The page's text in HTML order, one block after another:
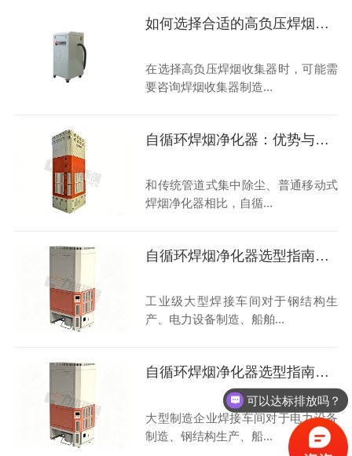
如何选择合适的高负压焊烟收集器？
在选择高负压焊烟收集器时，可能需
要咨询焊烟收集器制造...
自循环焊烟净化器：优势与行业挑战
和传统管道式集中除尘、普通移动式
焊烟净化器相比，自循...
自循环焊烟净化器选型指南大揭秘
工业级大型焊接车间对于钢结构生
产、电力设备制造、船舶...
自循环焊烟净化器选型指南：高性价比
大型制造企业焊接车间对于电力设备
制造、钢结构生产、船...
可以达标排放吗？